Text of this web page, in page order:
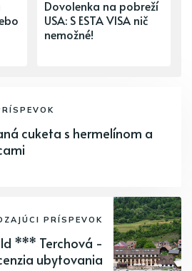
Dovolenka na pobreží
USA: S ESTA VISA nič
nemožné!
cuketa s hermelínom a
PRÍSPEVOK
*** Terchová -
ubytovania